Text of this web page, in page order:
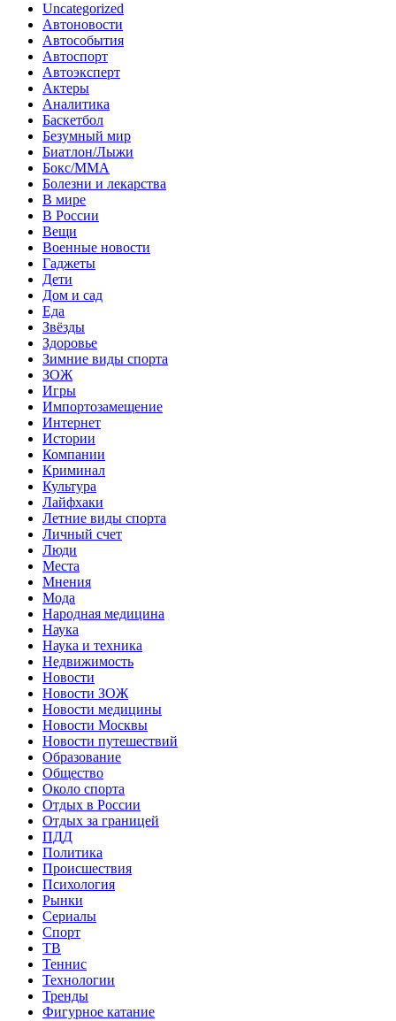
Uncategorized
Автоновости
Автособытия
Автоспорт
Автоэксперт
Актеры
Аналитика
Баскетбол
Безумный мир
Биатлон/Лыжи
Бокс/MMA
Болезни и лекарства
В мире
В России
Вещи
Военные новости
Гаджеты
Дети
Дом и сад
Еда
Звёзды
Здоровье
Зимние виды спорта
ЗОЖ
Игры
Импортозамещение
Интернет
Истории
Компании
Криминал
Культура
Лайфхаки
Летние виды спорта
Личный счет
Люди
Места
Мнения
Мода
Народная медицина
Наука
Наука и техника
Недвижимость
Новости
Новости ЗОЖ
Новости медицины
Новости Москвы
Новости путешествий
Образование
Общество
Около спорта
Отдых в России
Отдых за границей
ПДД
Политика
Происшествия
Психология
Рынки
Сериалы
Спорт
ТВ
Теннис
Технологии
Тренды
Фигурное катание